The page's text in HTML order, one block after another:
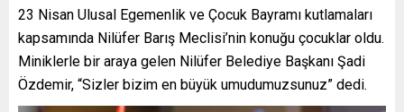
23 Nisan Ulusal Egemenlik ve Çocuk Bayramı kutlamaları
kapsamında Nilüfer Barış Meclisi’nin konuğu çocuklar oldu.
Miniklerle bir araya gelen Nilüfer Belediye Başkanı Şadi
Özdemir, “Sizler bizim en büyük umudumuzsunuz” dedi.